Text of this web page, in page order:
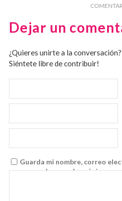
Dejar un
¿Quieres unirte a la conversación?
Siéntete libre de contribuir!
Guarda mi nombre, correo
navegador para la próxima